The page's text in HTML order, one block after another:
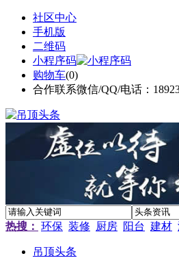
社区中心
手机版
二维码
小程序码
购物车(0)
合作联系微信/QQ/电话：
热搜： 环保 装修 厨房 阳台 建材
吊顶头条